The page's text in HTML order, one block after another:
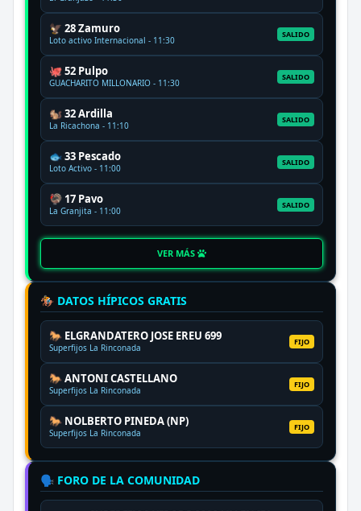
🦅 28 Zamuro
Loto activo Internacional - 11:30
SALIDO
🐙 52 Pulpo
GUACHARITO MILLONARIO - 11:30
SALIDO
🐿️ 32 Ardilla
La Ricachona - 11:10
SALIDO
🐟 33 Pescado
Loto Activo - 11:00
SALIDO
🦃 17 Pavo
La Granjita - 11:00
SALIDO
VER MÁS
🏇 DATOS HÍPICOS GRATIS
🐎 ELGRANDATERO JOSE EREU 699
Superfijos La Rinconada
FIJO
🐎 ANTONI CASTELLANO
Superfijos La Rinconada
FIJO
🐎 NOLBERTO PINEDA (NP)
Superfijos La Rinconada
FIJO
🗣️ FORO DE LA COMUNIDAD